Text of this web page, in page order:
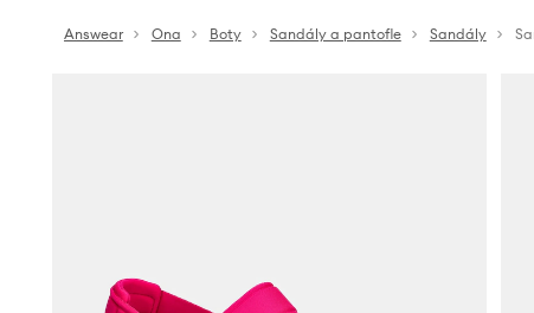
Answear Ona Boty Sandály a pantofle Sandály